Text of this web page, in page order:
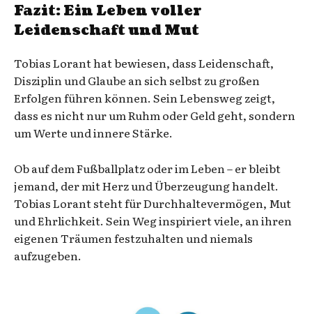
Fazit: Ein Leben voller
Leidenschaft und Mut
Tobias Lorant hat bewiesen, dass Leidenschaft,
Disziplin und Glaube an sich selbst zu großen
Erfolgen führen können. Sein Lebensweg zeigt,
dass es nicht nur um Ruhm oder Geld geht, sondern
um Werte und innere Stärke.
Ob auf dem Fußballplatz oder im Leben – er bleibt
jemand, der mit Herz und Überzeugung handelt.
Tobias Lorant steht für Durchhaltevermögen, Mut
und Ehrlichkeit. Sein Weg inspiriert viele, an ihren
eigenen Träumen festzuhalten und niemals
aufzugeben.